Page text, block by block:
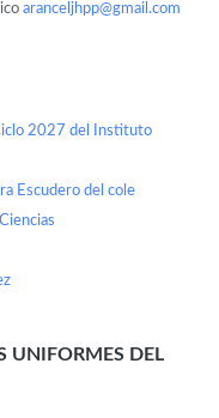
aranceljhpp@gmail.com
2027 del Instituto
Escudero del cole
UNIFORMES DEL